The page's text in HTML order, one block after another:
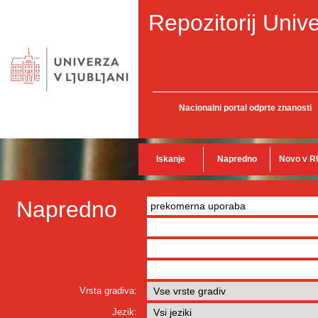
Repozitorij
Nacionalni portal odprte znanosti
Iskanje Napredno Novo v
Napredno
Vrsta gradiva:
Jezik: